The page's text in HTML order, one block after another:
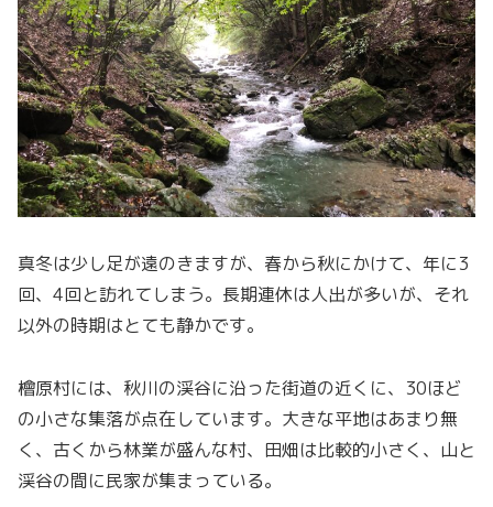
真冬は少し足が遠のきますが、春から秋にかけて、年に3
回、4回と訪れてしまう。長期連休は人出が多いが、それ
以外の時期はとても静かです。
檜原村には、秋川の渓谷に沿った街道の近くに、30ほど
の小さな集落が点在しています。大きな平地はあまり無
く、古くから林業が盛んな村、田畑は比較的小さく、山と
渓谷の間に民家が集まっている。